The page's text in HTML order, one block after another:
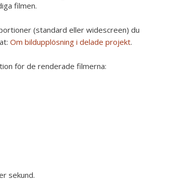
filmen.
(standard eller widescreen) du
Om bildupplösning i delade projekt.
för de renderade filmerna:
sekund.